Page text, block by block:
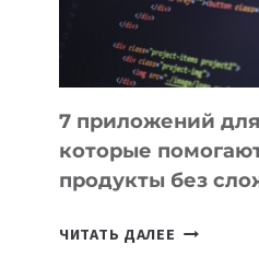
7 приложений
которые
продукты без
ЧИТАТЬ ДАЛЕЕ